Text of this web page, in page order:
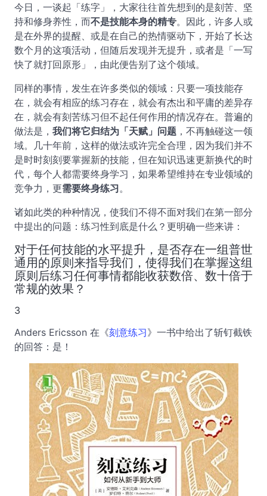
今日，一谈起「练字」，大家往往首先想到的是刻苦、坚
持和修身养性，而不是技能本身的精专。因此，许多人或
是在外界的提醒、或是在自己的热情驱动下，开始了长达
数个月的这项活动，但随后发现并无提升，或者是「一写
快了就打回原形」，由此便告别了这个领域。
同样的事情，发生在许多类似的领域：只要一项技能存
在，就会有相应的练习存在，就会有杰出和平庸的差异存
在，就会有刻苦练习但不起任何作用的情况存在。普遍的
做法是， 我们将它归结为「天赋」问题 ，不再触碰这一领
域。几十年前，这样的做法或许完全合理，因为我们并不
是时时刻刻要掌握新的技能，但在知识迅速更新换代的时
代，每个人都需要终身学习，如果希望维持在专业领域的
竞争力，更需要终身练习。
诸如此类的种种情况，使我们不得不面对我们在第一部分
中提出的问题：练习性到底是什么？更明确一些来讲：
对于任何技能的水平提升，是否存在一组普世
通用的原则来指导我们，使得我们在掌握这组
原则后练习任何事情都能收获数倍、数十倍于
常规的效果？
3
Anders Ericsson 在《刻意练习》一书中给出了斩钉截铁
的回答：是！